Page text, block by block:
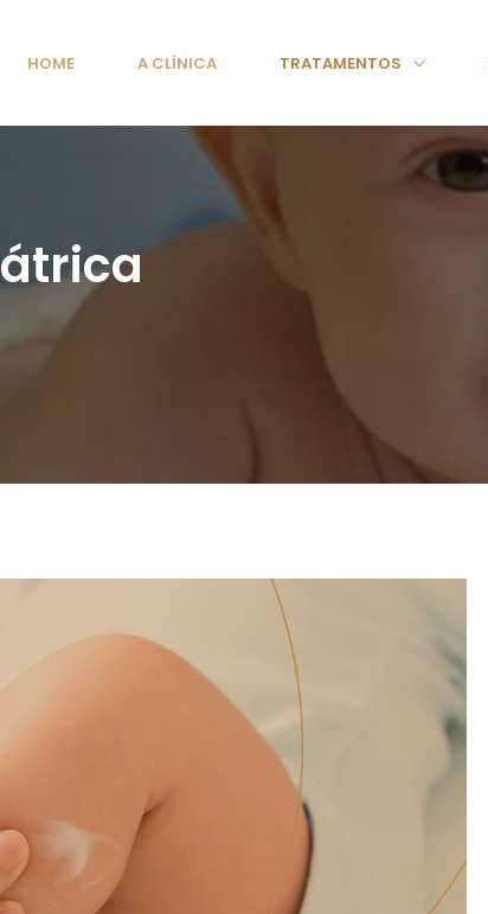
HOME A CLÍNICA TRATAMENTOS